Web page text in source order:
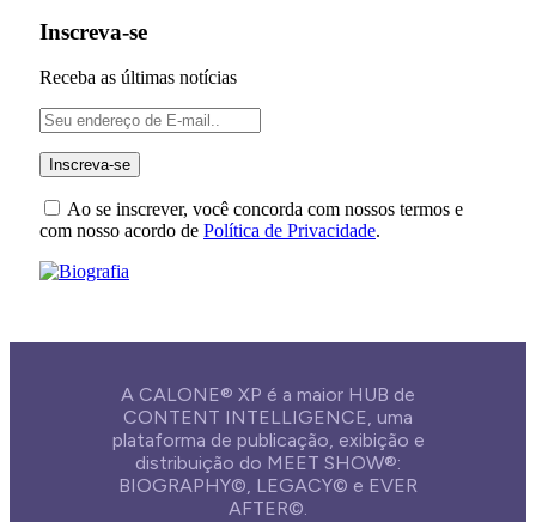
Inscreva-se
Receba as últimas notícias
Ao se inscrever, você concorda com nossos termos e
com nosso acordo de Política de Privacidade.
A CALONE® XP é a maior HUB de
CONTENT INTELLIGENCE, uma
plataforma de publicação, exibição e
distribuição do MEET SHOW®:
BIOGRAPHY©, LEGACY© e EVER
AFTER©.